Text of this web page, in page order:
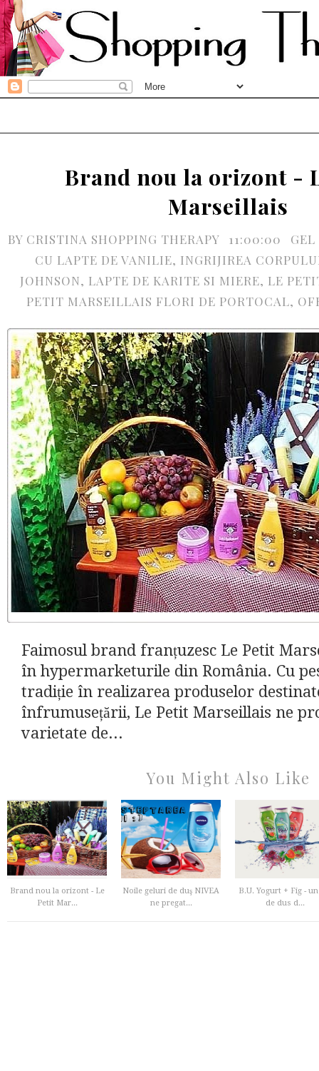
Brand nou la orizont -
Marseillais
BY CRISTINA SHOPPING THERAPY 11:00:00
GEL
CU LAPTE DE VANILIE, INGRIJIREA
JOHNSON, LAPTE DE KARITE SI MIERE, LE
PETIT MARSEILLAIS FLORI DE PORTOCAL,
Faimosul brand franțuzesc Le Petit
în hypermarketurile din România. Cu
tradiție în realizarea produselor
înfrumusețării, Le Petit Marseillais ne
varietate de...
You Might Also Like
Brand nou la orizont - Le
Petit Mar...
Noile geluri de duş NIVEA
ne pregat...
B.U. Yogurt + Fig -
de dus d...